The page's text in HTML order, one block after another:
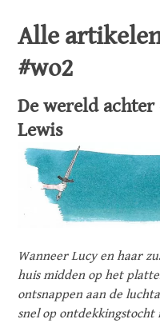
Alle
#wo2
De wereld achter
Lewis
Wanneer Lucy en haar
huis midden op het
ontsnappen aan de
snel op ontdekkingstocht